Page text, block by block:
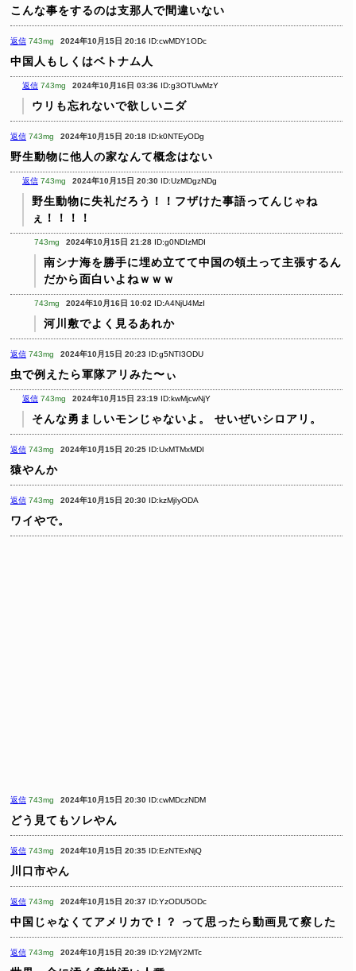
こんな事をするのは支那人で間違いない
返信 743mg 2024年10月15日 20:16 ID:cwMDY1ODc
中国人もしくはベトナム人
返信 743mg 2024年10月16日 03:36 ID:g3OTUwMzY
ウリも忘れないで欲しいニダ
返信 743mg 2024年10月15日 20:18 ID:k0NTEyODg
野生動物に他人の家なんて概念はない
返信 743mg 2024年10月15日 20:30 ID:UzMDgzNDg
野生動物に失礼だろう！！フザけた事語ってんじゃね
ぇ！！！！
743mg 2024年10月15日 21:28 ID:g0NDIzMDI
南シナ海を勝手に埋め立てて中国の領土って主張するん
だから面白いよねｗｗｗ
743mg 2024年10月16日 10:02 ID:A4NjU4MzI
河川敷でよく見るあれか
返信 743mg 2024年10月15日 20:23 ID:g5NTI3ODU
虫で例えたら軍隊アリみた〜ぃ
返信 743mg 2024年10月15日 23:19 ID:kwMjcwNjY
そんな勇ましいモンじゃないよ。 せいぜいシロアリ。
返信 743mg 2024年10月15日 20:25 ID:UxMTMxMDI
猿やんか
返信 743mg 2024年10月15日 20:30 ID:kzMjIyODA
ワイやで。
返信 743mg 2024年10月15日 20:30 ID:cwMDczNDM
どう見てもソレやん
返信 743mg 2024年10月15日 20:35 ID:EzNTExNjQ
川口市やん
返信 743mg 2024年10月15日 20:37 ID:YzODU5ODc
中国じゃなくてアメリカで！？ って思ったら動画見て察した
返信 743mg 2024年10月15日 20:39 ID:Y2MjY2MTc